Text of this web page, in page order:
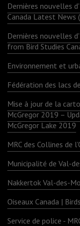
Dernières nouvelles
Canada Latest News
Dernières nouvelles
from Bird Studies
Environnement et
Fédération des lacs
Mise à jour de la
McGregor 2019 –
McGregor Lake 2019
MRC des Collines de
Municipalité de Val-
Nakkertok Val-des-
Oiseaux Canada |
Service de police -